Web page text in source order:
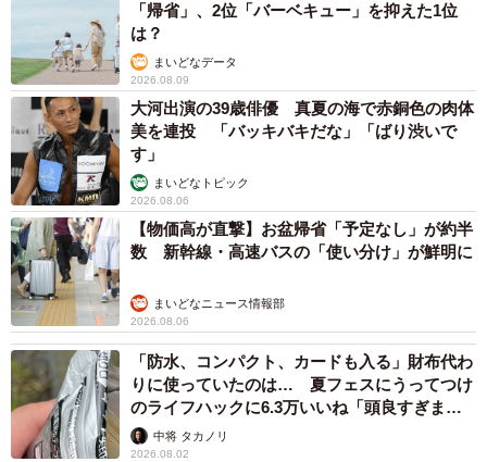
百瀬さんのＨＰ。ユーチューブへの配信状況も紹介している
動画や写真だけでなく、長岡天満宮など社寺の歴史、江
戸時代の乙訓地域を含む京都近郊を描いた「洛外図屏風
（びょうぶ）」といった文化財に関するコラムも自身のＨ
Ｐで発表している。
百瀬さんは「日々、風景を撮ったり、調べ物をしたりす
るのが楽しくて仕方ない。義務的に配信するのではなく、
感動を伝えたいと思うからこそ続けられる」と話してい
る。
「帰省」、2位「バーベキュー」を抑えた1位
は？
まいどなデータ
2026.08.09
大河出演の39歳俳優 真夏の海で赤銅色の肉体
美を連投 「バッキバキだな」「ばり渋いで
す」
まいどなトピック
2026.08.06
【物価高が直撃】お盆帰省「予定なし」が約半
数 新幹線・高速バスの「使い分け」が鮮明に
まいどなニュース情報部
2026.08.06
「防水、コンパクト、カードも入る」財布代わ
りに使っていたのは… 夏フェスにうってつけ
のライフハックに6.3万いいね「頭良すぎま
す」中将 タカノリ
2026.08.02